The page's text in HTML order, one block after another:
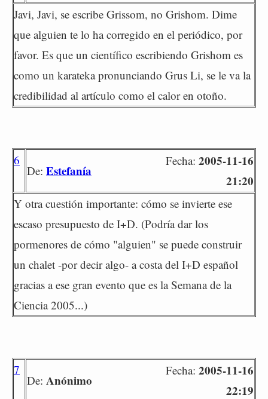
Javi, Javi, se escribe Grissom, no Grishom. Dime
que alguien te lo ha corregido en el periódico, por
favor. Es que un científico escribiendo Grishom es
como un karateka pronunciando Grus Li, se le va la
credibilidad al artículo como el calor en otoño.
6
De: Estefanía
Fecha: 2005-11-16
21:20
Y otra cuestión importante: cómo se invierte ese
escaso presupuesto de I+D. (Podría dar los
pormenores de cómo "alguien" se puede construir
un chalet -por decir algo- a costa del I+D español
gracias a ese gran evento que es la Semana de la
Ciencia 2005...)
7
De: Anónimo
Fecha: 2005-11-16
22:19